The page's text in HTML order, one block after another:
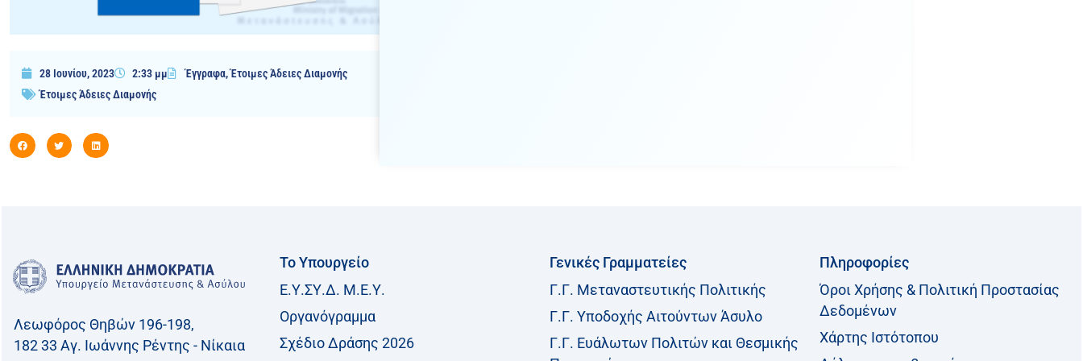
28 Ιουνίου, 2023 2:33 μμ Έγγραφα,Έτοιμες Άδειες Διαμονής
Έτοιμες Άδειες Διαμονής
Λεωφόρος Θηβών 196-198,
182 33 Aγ. Ιωάννης Ρέντης - Νίκαια
Το Υπουργείο
Ε.Υ.ΣΥ.Δ. Μ.Ε.Υ.
Οργανόγραμμα
Σχέδιο Δράσης 2026
Γενικές Γραμματείες
Γ.Γ. Μεταναστευτικής Πολιτικής
Γ.Γ. Υποδοχής Αιτούντων Άσυλο
Γ.Γ. Ευάλωτων Πολιτών και Θεσμικής
Πληροφορίες
Όροι Χρήσης & Πολιτική Προστασίας
Δεδομένων
Χάρτης Ιστότοπου